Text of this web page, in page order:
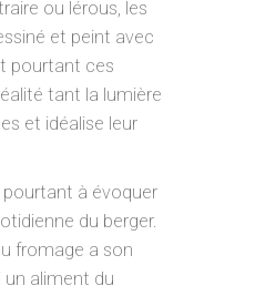
ou lérous, les
et peint avec
pourtant ces
tant la lumière
et idéalise leur
pourtant à évoquer
du berger.
fromage a son
un aliment du